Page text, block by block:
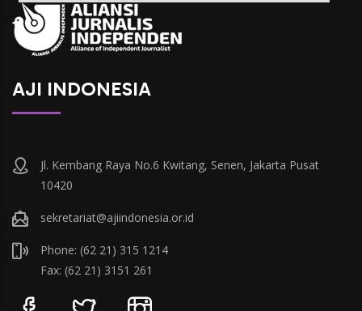
AJI INDONESIA
Jl. Kembang Raya No.6 Kwitang, Senen, Jakarta Pusat
10420
sekretariat@ajiindonesia.or.id
Phone: (62 21) 315 1214
Fax: (62 21) 3151 261